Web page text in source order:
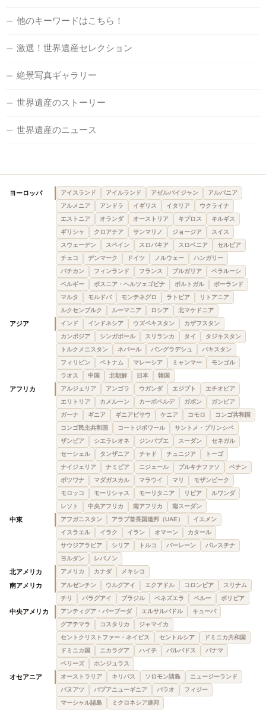
他のキーワードはこちら！
激選！世界遺産セレクション
絶景写真ギャラリー
世界遺産のストーリー
世界遺産のニュース
ヨーロッパ アイスランド アイルランド アゼルバイジャン
アルバニア
アルメニア
アンドラ イギリス イタリア
ウクライナ
エストニア
オランダ オーストリア キプロス
キルギス
ギリシャ
クロアチア サンマリノ ジョージア
スイス
スウェーデン
スペイン スロバキア スロベニア
セルビア
チェコ
デンマーク ドイツ ノルウェー
ハンガリー
バチカン
フィンランド フランス ブルガリア
ベラルーシ
ベルギー
ボスニア・ヘルツェゴビナ ポルトガル
ポーランド
マルタ
モルドバ モンテネグロ ラトビア
リトアニア
ルクセンブルク
ルーマニア ロシア 北マケドニア
アジア インド インドネシア ウズベキスタン
カザフスタン
カンボジア
シンガポール スリランカ タイ
タジキスタン
トルクメニスタン
ネパール バングラデシュ
パキスタン
フィリピン
ベトナム マレーシア ミャンマー
モンゴル
ラオス
中国 北朝鮮 日本 韓国
アフリカ アルジェリア アンゴラ ウガンダ エジプト
エチオピア
エリトリア
カメルーン カーボベルデ ガボン
ガンビア
ガーナ
ギニア ギニアビサウ ケニア コモロ
コンゴ共和国
コンゴ民主共和国
コートジボワール
サントメ・プリンシペ
ザンビア
シエラレオネ ジンバブエ スーダン
セネガル
セーシェル
タンザニア チャド チュニジア
トーゴ
ナイジェリア
ナミビア ニジェール ブルキナファソ
ベナン
ボツワナ
マダガスカル マラウイ マリ
モザンビーク
モロッコ
モーリシャス モーリタニア リビア
ルワンダ
レソト
中央アフリカ 南アフリカ 南スーダン
中東 アフガニスタン アラブ首長国連邦（UAE）
イエメン
イスラエル
イラク イラン オマーン
カタール
サウジアラビア
シリア トルコ バーレーン
パレスチナ
ヨルダン
レバノン
北アメリカ アメリカ カナダ メキシコ
南アメリカ アルゼンチン ウルグアイ エクアドル コロンビア
スリナム
チリ
パラグアイ ブラジル ベネズエラ ペルー ボリビア
中央アメリカ アンティグア・バーブーダ エルサルバドル
キューバ
グアテマラ
コスタリカ
ジャマイカ
セントクリストファー・ネイビス
セントルシア
ドミニカ共和国
ドミニカ国
ニカラグア ハイチ バルバドス
パナマ
ベリーズ
ホンジュラス
オセアニア オーストラリア キリバス ソロモン諸島
ニュージーランド
バヌアツ
パプアニューギニア パラオ
フィジー
マーシャル諸島
ミクロネシア連邦